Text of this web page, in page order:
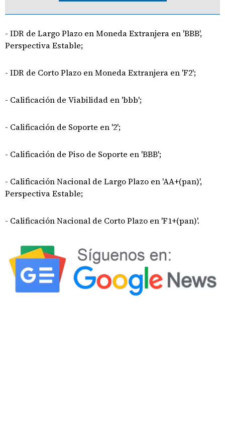
- IDR de Largo Plazo en Moneda Extranjera en 'BBB',
Perspectiva Estable;
- IDR de Corto Plazo en Moneda Extranjera en 'F2';
- Calificación de Viabilidad en 'bbb';
- Calificación de Soporte en '2';
- Calificación de Piso de Soporte en 'BBB';
- Calificación Nacional de Largo Plazo en 'AA+(pan)',
Perspectiva Estable;
- Calificación Nacional de Corto Plazo en 'F1+(pan)'.